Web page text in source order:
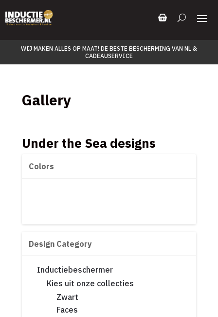
WIJ MAKEN ALLES OP MAAT! DE BESTE BESCHERMING VAN NL &
CADEAUSERVICE
Gallery
Under the Sea designs
Colors
Design Category
Inductiebeschermer
Kies uit onze collecties
Zwart
Faces